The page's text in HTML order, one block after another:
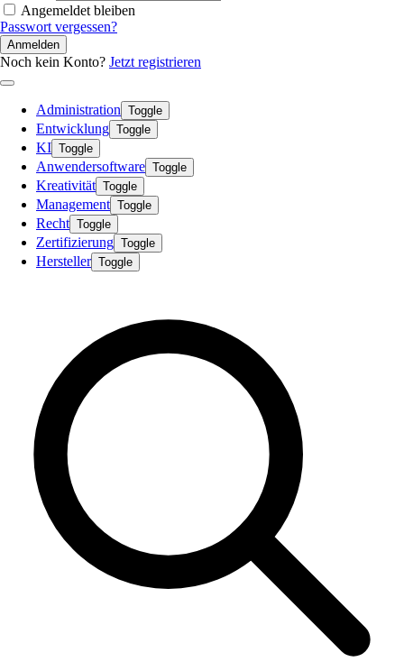
Angemeldet bleiben
Passwort vergessen?
Anmelden
Noch kein Konto? Jetzt registrieren
Administration Toggle
Entwicklung Toggle
KI Toggle
Anwendersoftware Toggle
Kreativität Toggle
Management Toggle
Recht Toggle
Zertifizierung Toggle
Hersteller Toggle